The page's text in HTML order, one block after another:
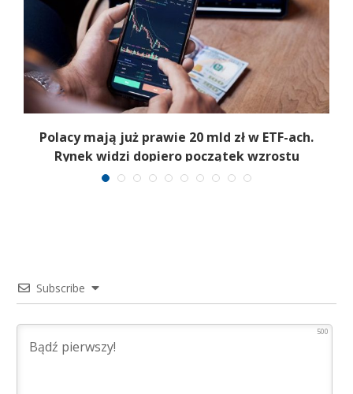
Polacy mają już prawie 20 mld zł w ETF-ach.
Rynek widzi dopiero początek wzrostu
Subscribe
500